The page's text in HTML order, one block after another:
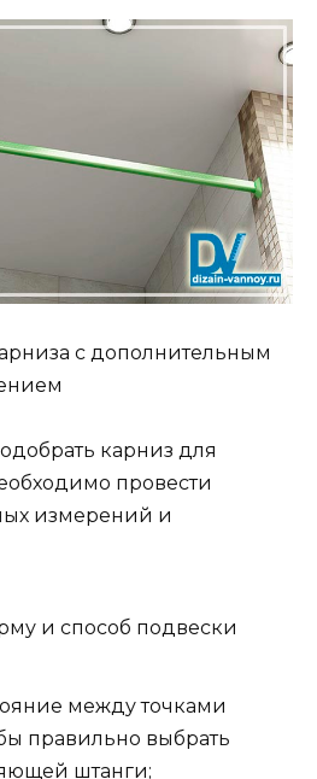
с дополнительным
карниз для
провести
измерений и
и способ подвески
между точками
правильно выбрать
штанги;